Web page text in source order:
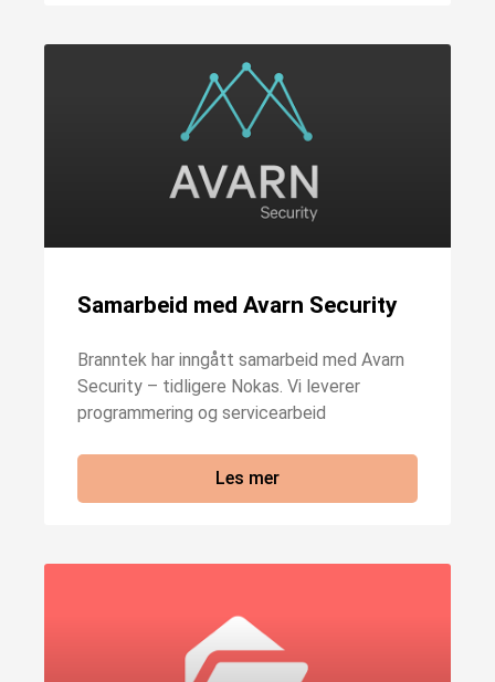
Samarbeid med Avarn Security
Branntek har inngått samarbeid med Avarn
Security – tidligere Nokas. Vi leverer
programmering og servicearbeid
Les mer